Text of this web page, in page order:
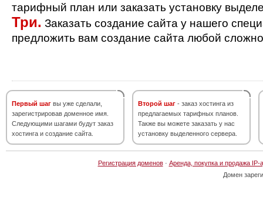
тарифный план или заказать установку
Три. Заказать создание сайта у нашего
предложить вам создание сайта любой
Первый шаг вы уже сделали,
зарегистрировав доменное имя.
Следующими шагами будут заказ
хостинга и создание сайта.
Второй шаг - заказ хостинга из
предлагаемых тарифных планов.
Также вы можете заказать у нас
установку выделенного сервера.
Регистрация доменов· Аренда, покупка и продажа IP-
Домен